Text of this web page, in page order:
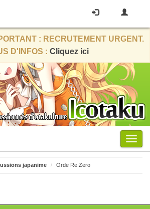
: RECRUTEMENT URGENT.
D'INFOS : Cliquez ici
Menu
japanime Orde Re:Zero